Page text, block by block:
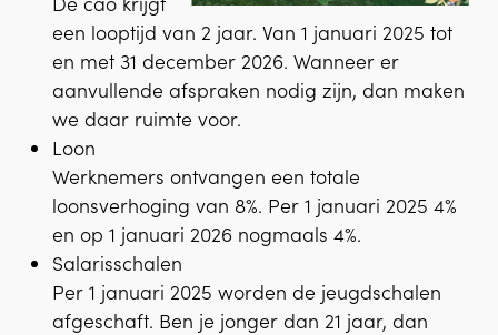
een looptijd van 2 jaar. Van 1 januari 2025 tot
en met 31 december 2026. Wanneer er
aanvullende afspraken nodig zijn, dan maken
we daar ruimte voor.
Loon
Werknemers ontvangen een totale
loonsverhoging van 8%. Per 1 januari 2025 4%
en op 1 januari 2026 nogmaals 4%.
Salarisschalen
Per 1 januari 2025 worden de jeugdschalen
afgeschaft. Ben je jonger dan 21 jaar, dan